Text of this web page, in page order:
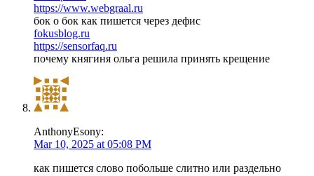
https://www.webgraal.ru
бок о бок как пишется через дефис
fokusblog.ru
https://sensorfaq.ru
почему княгиня ольга решила принять крещение
AnthonyEsony:
Mar 10, 2025 at 05:08 PM
как пишется слово побольше слитно или раздельно